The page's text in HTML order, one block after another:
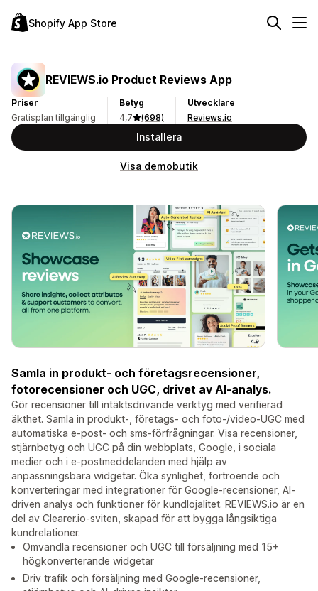
Shopify App Store
REVIEWS.io Product Reviews App
Priser
Gratisplan tillgänglig
Betyg
4,7
(698)
Utvecklare
Reviews.io
Installera
Visa demobutik
Samla in produkt- och företagsrecensioner,
fotorecensioner och UGC, drivet av AI-analys.
Gör recensioner till intäktsdrivande verktyg med verifierad
äkthet. Samla in produkt-, företags- och foto-/video-UGC med
automatiska e-post- och sms-förfrågningar. Visa recensioner,
stjärnbetyg och UGC på din webbplats, Google, i sociala
medier och i e-postmeddelanden med hjälp av
anpassningsbara widgetar. Öka synlighet, förtroende och
konverteringar med integrationer för Google-recensioner, AI-
driven analys och funktioner för kundlojalitet. REVIEWS.io är en
del av Clearer.io-sviten, skapad för att bygga långsiktiga
kundrelationer.
Omvandla recensioner och UGC till försäljning med 15+
högkonverterande widgetar
Driv trafik och försäljning med Google-recensioner,